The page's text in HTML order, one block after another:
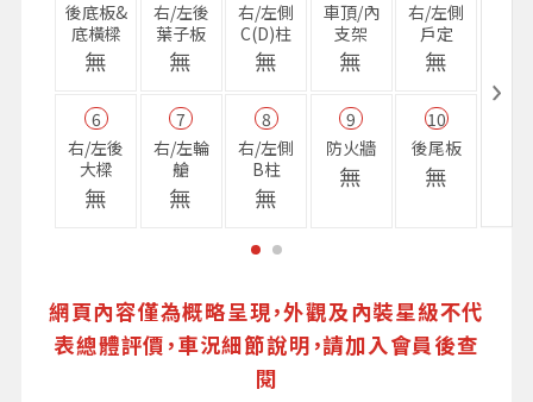
後底板&
底橫樑
無
右/左後
葉子板
無
右/左側
C(D)柱
無
車頂/內
支架
無
右/左側
戶定
無
6
右/左後
大樑
無
7
右/左輪
艙
無
8
右/左側
B柱
無
9
防火牆
無
10
後尾板
無
網頁內容僅為概略呈現，外觀及內裝星級不代
表總體評價，車況細節說明，請加入會員後查
閱